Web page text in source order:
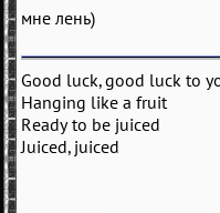
мне лень)
Good luck, good luck to
Hanging like a fruit
Ready to be juiced
Juiced, juiced